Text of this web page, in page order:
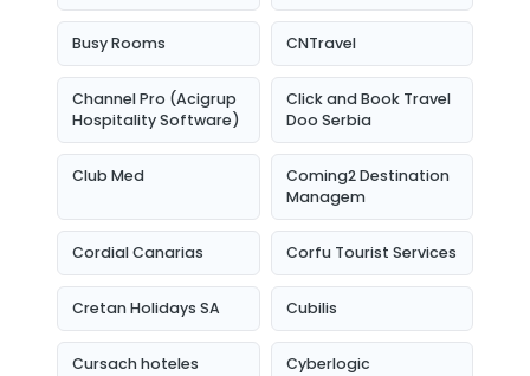
Busy Rooms CNTravel
Channel Pro (Acigrup
Hospitality Software)
Click and Book Travel
Doo Serbia
Club Med
Coming2 Destination
Managem
Cordial Canarias Corfu Tourist Services
Cretan Holidays SA Cubilis
Cursach hoteles Cyberlogic